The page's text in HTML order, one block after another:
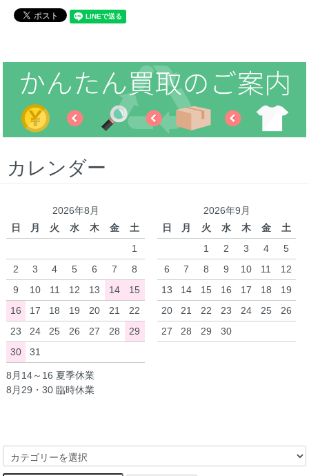
カレンダー
2026年8月
日
月 火 水 木 金
土
1
2
3 4 5 6 7
8
9
10 11 12 13 14
15
16
17 18 19 20 21
22
23
24 25 26 27 28
29
30
31
2026年9月
日
月 火 水 木 金
土
1
2 3 4
5
6
7 8 9 10 11
12
13
14 15 16 17 18
19
20
21 22 23 24 25
26
27
28 29 30
8月14～16 夏季休業
8月29・30 臨時休業